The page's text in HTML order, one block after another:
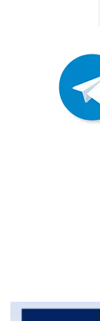
29th